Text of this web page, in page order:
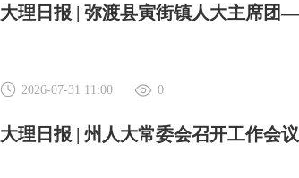
2026-07-31 11:00 0
大理日报 | 州人大常委会召开工作会议